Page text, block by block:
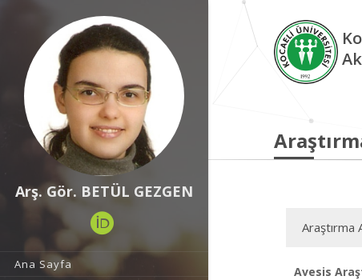
Arş. Gör. BETÜL GEZGEN
Ana Sayfa
Araştırma
Avesis